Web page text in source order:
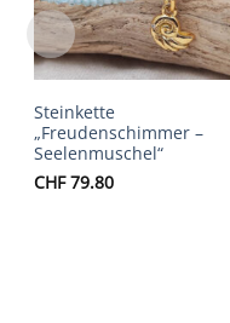
Steinkette
„Freudenschimmer –
Seelenmuschel“
CHF79.80